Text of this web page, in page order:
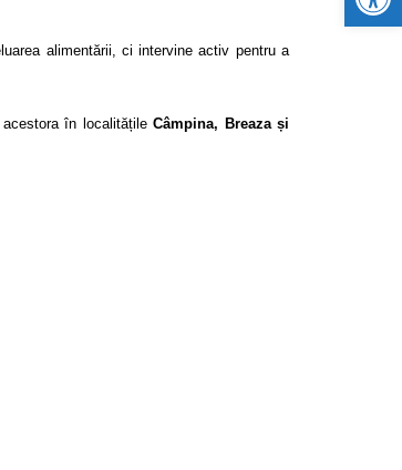
alimentării, ci intervine activ pentru a
acestora în localitățileCâmpina, Breaza și